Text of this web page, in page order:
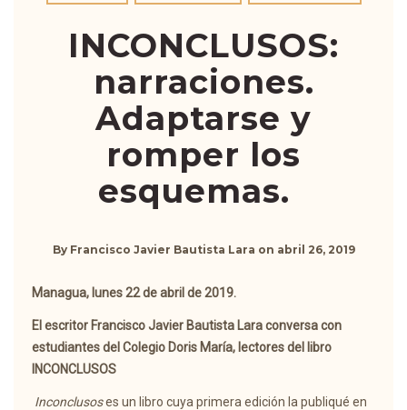
INCONCLUSOS:
narraciones.
Adaptarse y
romper los
esquemas.
By Francisco Javier Bautista Lara on abril 26, 2019
Managua, lunes 22 de abril de 2019.
El escritor Francisco Javier Bautista Lara conversa con
estudiantes del Colegio Doris María, lectores del libro
INCONCLUSOS
Inconclusoses un libro cuya primera edición la publiqué en